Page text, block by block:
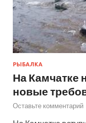
РЫБАЛКА
На Камчатке
новые
Оставьте комментарий